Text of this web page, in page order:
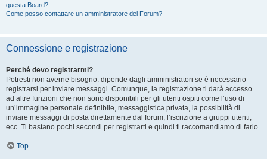
questa Board?
Come posso contattare un amministratore del Forum?
Connessione e registrazione
Perché devo registrarmi?
Potresti non averne bisogno: dipende dagli amministratori se è necessario
registrarsi per inviare messaggi. Comunque, la registrazione ti darà accesso
ad altre funzioni che non sono disponibili per gli utenti ospiti come l’uso di
un’immagine personale definibile, messaggistica privata, la possibilità di
inviare messaggi di posta direttamente dal forum, l’iscrizione a gruppi utenti,
ecc. Ti bastano pochi secondi per registrarti e quindi ti raccomandiamo di farlo.
Top